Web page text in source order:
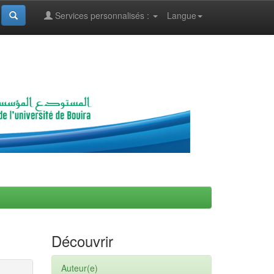
Langue
Services personnalisés :
Découvrir
Auteur(e)